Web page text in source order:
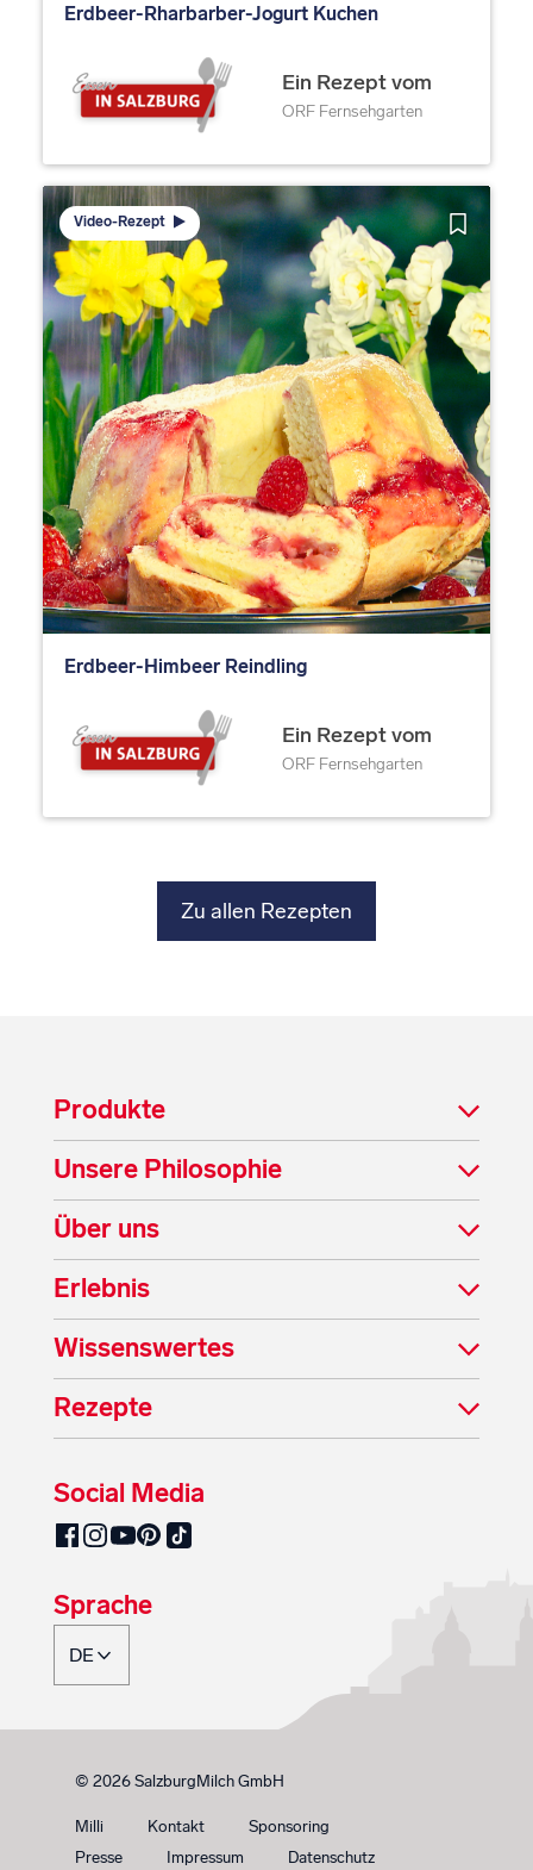
Erdbeer-Rharbarber-Jogurt Kuchen
Ein Rezept vom
ORF Fernsehgarten
Video-Rezept
Erdbeer-Himbeer Reindling
Ein Rezept vom
ORF Fernsehgarten
Zu allen Rezepten
Produkte
Unsere Philosophie
Über uns
Erlebnis
Wissenswertes
Rezepte
Social Media
SalzburgMilch auf Facebook
SalzburgMilch auf Instagram
SalzburgMilch auf YouTube
SalzburgMilch auf Pinterest
SalzburgMilch auf TikTok
Sprache
© 2026 SalzburgMilch GmbH
Milli Kontakt
Sponsoring
Presse
Impressum Datenschutz